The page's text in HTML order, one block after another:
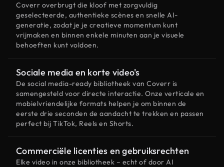
Coverr overbrugt die kloof met zorgvuldig
geselecteerde, authentieke scènes en snelle AI-
generatie, zodat je je creatieve momentum kunt
vrijmaken en binnen enkele minuten aan je visuele
behoeften kunt voldoen.
Sociale media en korte video's
De social media-ready bibliotheek van Coverr is
samengesteld voor directe interactie. Onze verticale en
mobielvriendelijke formats helpen je om binnen de
eerste drie seconden de aandacht te trekken en passen
perfect bij TikTok, Reels en Shorts.
Commerciële licenties en gebruiksrechten
Elke video in onze bibliotheek – echt of door AI